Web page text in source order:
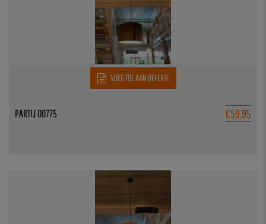
VOEG TOE AAN OFFERTE
€59,95
PARTIJ 00775